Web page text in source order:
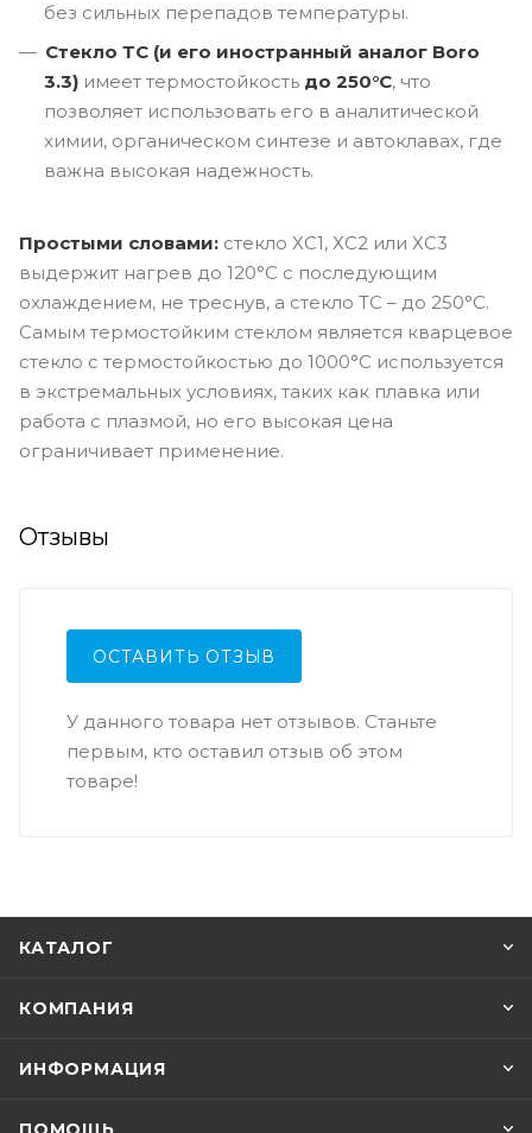
без сильных перепадов температуры.
Стекло ТС (и его иностранный аналог Boro
3.3) имеет термостойкость до 250°C, что
позволяет использовать его в аналитической
химии, органическом синтезе и автоклавах, где
важна высокая надежность.
Простыми словами: стекло ХС1, ХС2 или ХС3
выдержит нагрев до 120°C с последующим
охлаждением, не треснув, а стекло ТС – до 250°C.
Самым термостойким стеклом является кварцевое
стекло с термостойкостью до 1000°C используется
в экстремальных условиях, таких как плавка или
работа с плазмой, но его высокая цена
ограничивает применение.
Отзывы
ОСТАВИТЬ ОТЗЫВ
У данного товара нет отзывов. Станьте
первым, кто оставил отзыв об этом
товаре!
КАТАЛОГ
КОМПАНИЯ
ИНФОРМАЦИЯ